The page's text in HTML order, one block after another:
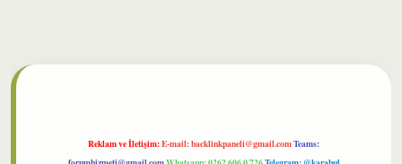
Reklam ve İletişim:E-mail:backlinkpaneli@gmail.comTeams: